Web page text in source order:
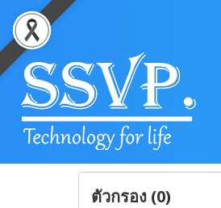
ตัวกรอง (0)